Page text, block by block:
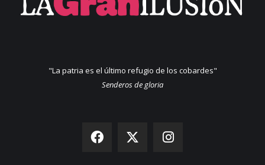
"La patria es el último refugio de los cobardes"
Senderos de gloria